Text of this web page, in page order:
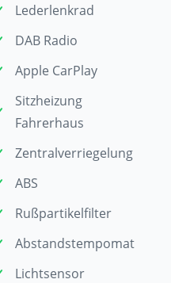
Lederlenkrad
DAB Radio
Apple CarPlay
Sitzheizung
Fahrerhaus
Zentralverriegelung
ABS
Rußpartikelfilter
Abstandstempomat
Lichtsensor